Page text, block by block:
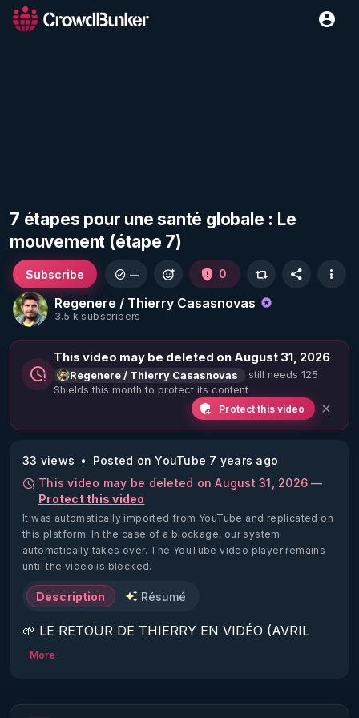
7 étapes pour une santé globale : Le
mouvement (étape 7)
Regenere / Thierry Casasnovas
3.5 k subscribers
Subscribe — 0
This video may be deleted on August 31, 2026
Regenere / Thierry Casasnovas
still needs 125
Shields this month to protect its content
Protect this video
33 views
Posted on YouTube 7 years ago
This video may be deleted on August 31, 2026 —
Protect this video
It was automatically imported from YouTube and replicated on
this platform. In the case of a blockage, our system
automatically takes over. The YouTube video player remains
until the video is blocked.
Description Résumé
🌱 LE RETOUR DE THIERRY EN VIDÉO (AVRIL
2022)!
https://www.rgnr.fr/presentation.html
More